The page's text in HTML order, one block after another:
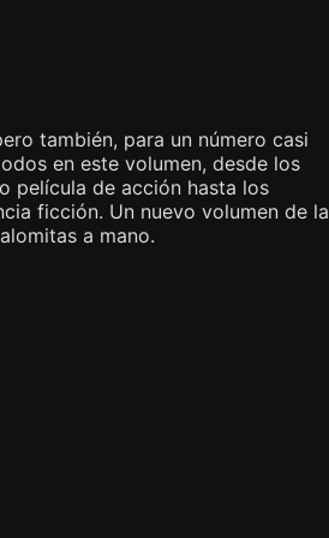
también, para un número casi
en este volumen, desde los
película de acción hasta los
ficción. Un nuevo volumen de la
a mano.